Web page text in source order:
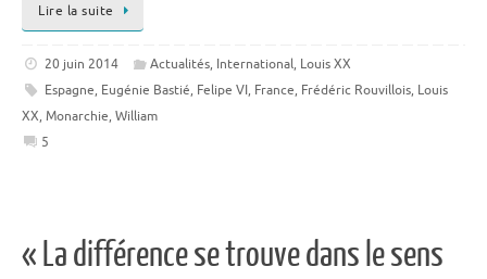
Lire la suite
20 juin 2014 Actualités, International, Louis XX
Espagne, Eugénie Bastié, Felipe VI, France, Frédéric Rouvillois, Louis
XX, Monarchie, William
5
« La différence se trouve dans le sens